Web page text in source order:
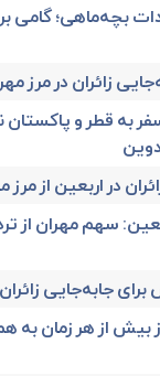
بچه‌ماهی؛
زائران در مرز
به قطر و
بیش از هر زمان به